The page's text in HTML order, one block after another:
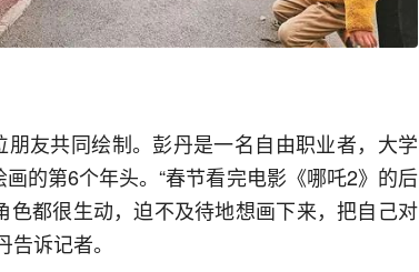
朋友共同绘制。彭丹是一名自由职业者，大学
的第6个年头。“春节看完电影《哪吒2》的后
都很生动，迫不及待地想画下来，把自己对
诉记者。